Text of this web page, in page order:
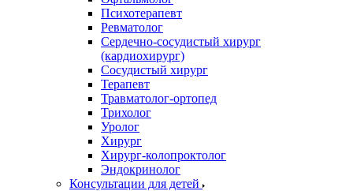
Психотерапевт
Ревматолог
Сердечно-сосудистый хирург
(кардиохирург)
Сосудистый хирург
Терапевт
Травматолог-ортопед
Трихолог
Уролог
Хирург
Хирург-колопроктолог
Эндокринолог
Консультации для детей